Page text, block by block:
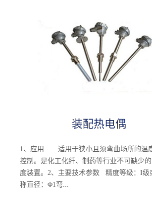
装配热电偶
1、应用 适用于狭小且须弯曲场所的温
控制。是化工化纤、制药等行业不可缺少
度装置。2、主要技术参数 精度等级：I级
称直径：Φ1弯...